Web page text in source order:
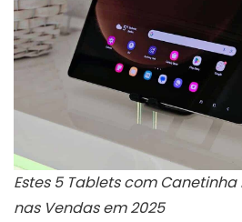
Estes 5 Tablets com
nas Vendas em 2025